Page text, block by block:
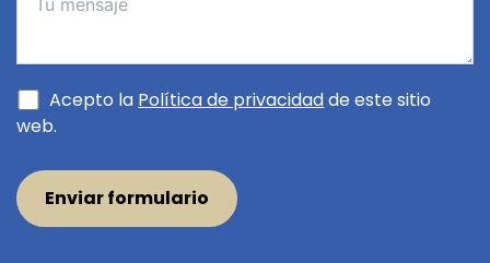
Acepto la Política de privacidadde este sitio
web.